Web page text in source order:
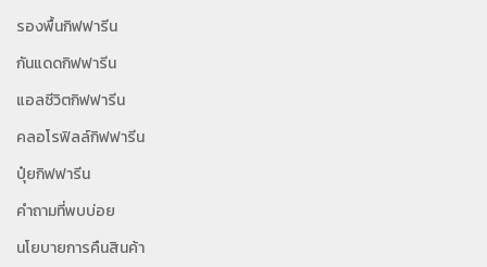
รองพื้นกิฟฟารีน
กันแดดกิฟฟารีน
แอลซีวิตกิฟฟารีน
คลอโรฟิลล์กิฟฟารีน
ปุ๋ยกิฟฟารีน
คำถามที่พบบ่อย
นโยบายการคืนสินค้า